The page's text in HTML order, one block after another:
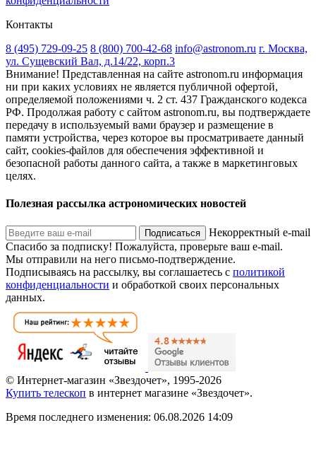
Контакты
8 (495) 729-09-25 8 (800) 700-42-68 info@astronom.ru г. Москва,
ул. Сущевский Вал, д.14/22, корп.3
Внимание! Представленная на сайте astronom.ru информация
ни при каких условиях не является публичной офертой,
определяемой положениями ч. 2 ст. 437 Гражданского кодекса
РФ. Продолжая работу с сайтом astronom.ru, вы подтверждаете
передачу в используемый вами браузер и размещение в
памяти устройства, через которое вы просматриваете данный
сайт, cookies-файлов для обеспечения эффективной и
безопасной работы данного сайта, а также в маркетинговых
целях.
Полезная рассылка астрономических новостей
Подписаться
Некорректный e-mail
Спасибо за подписку! Пожалуйста, проверьте ваш e-mail.
Мы отправили на него письмо-подтверждение.
Подписываясь на рассылку, вы соглашаетесь с политикой
конфиденциальности и обработкой своих персональных
данных.
© Интернет-магазин «Звездочет», 1995-2026
Купить телескоп в интернет магазине «Звездочет».
Время последнего изменения: 06.08.2026 14:09